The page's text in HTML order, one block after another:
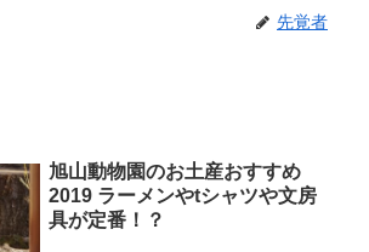
先覚者
旭山動物園のお土産おすすめ
2019 ラーメンやtシャツや文房
具が定番！？